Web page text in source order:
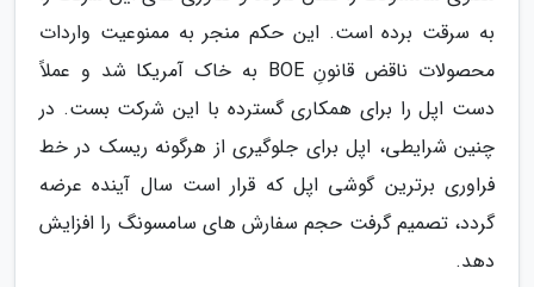
به سرقت برده است. این حکم منجر به ممنوعیت واردات
محصولات ناقض قانونِ BOE به خاک آمریکا شد و عملاً
دست اپل را برای همکاری گسترده با این شرکت بست. در
چنین شرایطی، اپل برای جلوگیری از هرگونه ریسک در خط
فراوری برترین گوشی اپل که قرار است سال آینده عرضه
گردد، تصمیم گرفت حجم سفارش های سامسونگ را افزایش
دهد.